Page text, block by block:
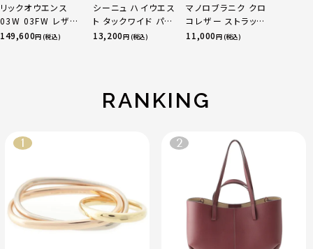
リックオウエンス
03W 03FW レザー
TRUCKER ライダー
149,600円 (税込)
シーニュ ハイウエス
ト タックワイド パン
ツ ボトムス オフホワ
13,200円 (税込)
マノロブラニク クロ
コレザー ストラップ
ヒール パンプス サン
11,000円 (税込)
RANKING